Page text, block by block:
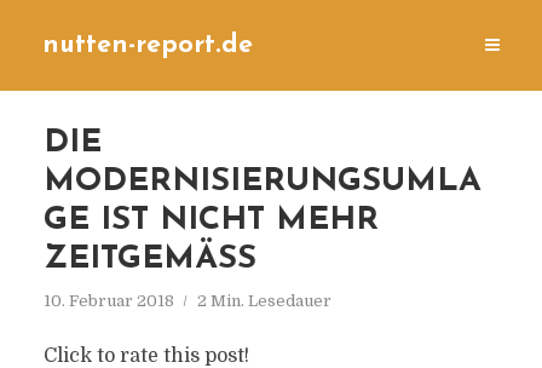
nutten-report.de
DIE
MODERNISIERUNGSUMLA
GE IST NICHT MEHR
ZEITGEMÄSS
10. Februar 2018 2 Min. Lesedauer
Click to rate this post!